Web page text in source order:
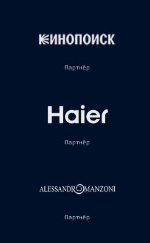
Партнёр
Партнёр
Партнёр